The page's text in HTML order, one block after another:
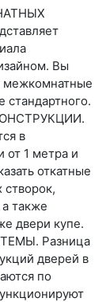
Вы
межкомнатные
в
1 метра и
откатные
также
двери купе.
Разница
дверей в
по